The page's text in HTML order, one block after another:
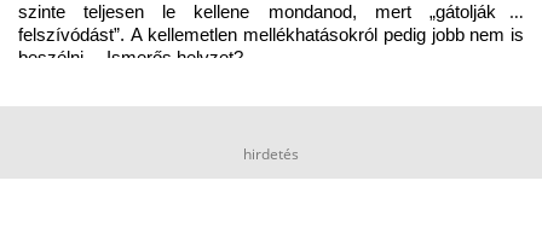
szinte teljesen le kellene mondanod, mert „gátolják a
felszívódást”. A kellemetlen mellékhatásokról pedig jobb nem is
beszélni… Ismerős helyzet?
hirdetés